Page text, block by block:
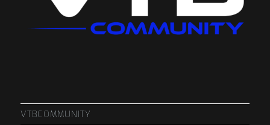
VTBCOMMUNITY